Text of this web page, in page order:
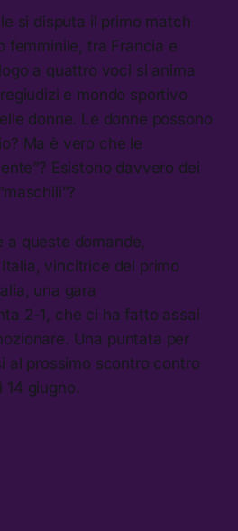
si disputa il primo match
femminile, tra Francia e
a quattro voci si anima
e mondo sportivo
donne. Le donne possono
Ma è vero che le
Esistono davvero dei
a queste domande,
vincitrice del primo
una gara
2-1, che ci ha fatto assai
Una puntata per
al prossimo scontro contro
14 giugno.